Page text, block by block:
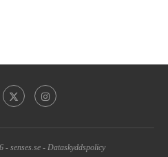
- senses.se- Dataskyddspolicy